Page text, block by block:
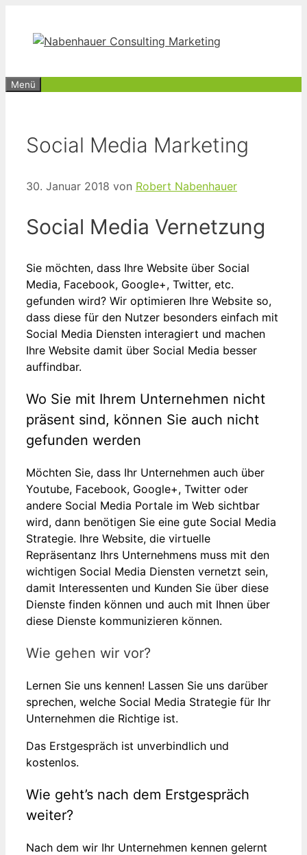
springen
Menü
Social Media Marketing
30. Januar 2018 von Robert Nabenhauer
Social Media Vernetzung
Sie möchten, dass Ihre Website über Social
Media, Facebook, Google+, Twitter, etc.
gefunden wird? Wir optimieren Ihre Website so,
dass diese für den Nutzer besonders einfach mit
Social Media Diensten interagiert und machen
Ihre Website damit über Social Media besser
auffindbar.
Wo Sie mit Ihrem Unternehmen nicht
präsent sind, können Sie auch nicht
gefunden werden
Möchten Sie, dass Ihr Unternehmen auch über
Youtube, Facebook, Google+, Twitter oder
andere Social Media Portale im Web sichtbar
wird, dann benötigen Sie eine gute Social Media
Strategie. Ihre Website, die virtuelle
Repräsentanz Ihrs Unternehmens muss mit den
wichtigen Social Media Diensten vernetzt sein,
damit Interessenten und Kunden Sie über diese
Dienste finden können und auch mit Ihnen über
diese Dienste kommunizieren können.
Wie gehen wir vor?
Lernen Sie uns kennen! Lassen Sie uns darüber
sprechen, welche Social Media Strategie für Ihr
Unternehmen die Richtige ist.
Das Erstgespräch ist unverbindlich und
kostenlos.
Wie geht’s nach dem Erstgespräch
weiter?
Nach dem wir Ihr Unternehmen kennen gelernt